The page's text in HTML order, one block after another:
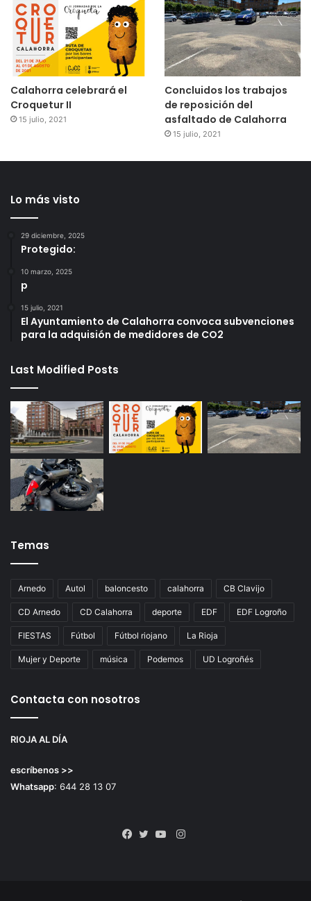
Calahorra celebrará el
Croquetur II
15 julio, 2021
Concluidos los trabajos
de reposición del
asfaltado de Calahorra
15 julio, 2021
Lo más visto
29 diciembre, 2025
Protegido:
10 marzo, 2025
p
15 julio, 2021
El Ayuntamiento de Calahorra convoca subvenciones
para la adquisión de medidores de CO2
Last Modified Posts
Temas
Arnedo Autol baloncesto calahorra CB Clavijo
CD Arnedo CD Calahorra deporte EDF EDF Logroño
FIESTAS Fútbol Fútbol riojano La Rioja
Mujer y Deporte música Podemos UD Logroñés
Contacta con nosotros
RIOJA AL DÍA
escríbenos >>
Whatsapp: 644 28 13 07
Instagram